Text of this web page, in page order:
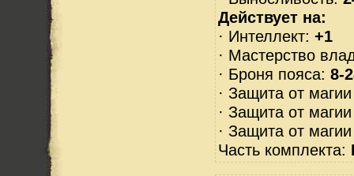
Действует на:
· Интеллект: +1
· Мастерство
· Броня пояса: 8-
· Защита от
· Защита от
· Защита от
Часть комплекта: